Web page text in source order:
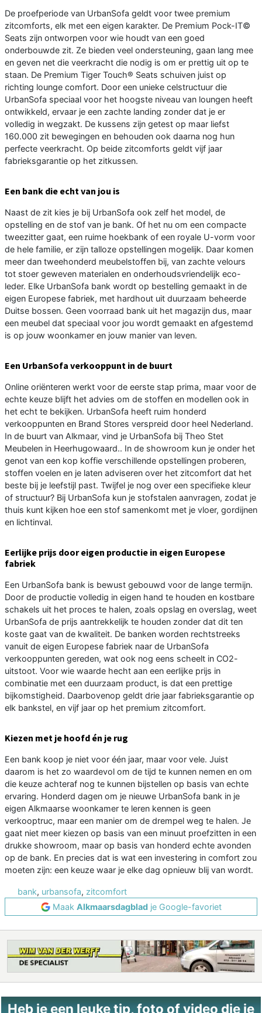
De proefperiode van UrbanSofa geldt voor twee premium
zitcomforts, elk met een eigen karakter. De Premium Pock-IT©
Seats zijn ontworpen voor wie houdt van een goed
onderbouwde zit. Ze bieden veel ondersteuning, gaan lang mee
en geven net die veerkracht die nodig is om er prettig uit op te
staan. De Premium Tiger Touch® Seats schuiven juist op
richting lounge comfort. Door een unieke celstructuur die
UrbanSofa speciaal voor het hoogste niveau van loungen heeft
ontwikkeld, ervaar je een zachte landing zonder dat je er
volledig in wegzakt. De kussens zijn getest op maar liefst
160.000 zit bewegingen en behouden ook daarna nog hun
perfecte veerkracht. Op beide zitcomforts geldt vijf jaar
fabrieksgarantie op het zitkussen.
Een bank die echt van jou is
Naast de zit kies je bij UrbanSofa ook zelf het model, de
opstelling en de stof van je bank. Of het nu om een compacte
tweezitter gaat, een ruime hoekbank of een royale U-vorm voor
de hele familie, er zijn talloze opstellingen mogelijk. Daar komen
meer dan tweehonderd meubelstoffen bij, van zachte velours
tot stoer geweven materialen en onderhoudsvriendelijk eco-
leder. Elke UrbanSofa bank wordt op bestelling gemaakt in de
eigen Europese fabriek, met hardhout uit duurzaam beheerde
Duitse bossen. Geen voorraad bank uit het magazijn dus, maar
een meubel dat speciaal voor jou wordt gemaakt en afgestemd
is op jouw woonkamer en jouw manier van leven.
Een UrbanSofa verkooppunt in de buurt
Online oriënteren werkt voor de eerste stap prima, maar voor de
echte keuze blijft het advies om de stoffen en modellen ook in
het echt te bekijken. UrbanSofa heeft ruim honderd
verkooppunten en Brand Stores verspreid door heel Nederland.
In de buurt van Alkmaar, vind je UrbanSofa bij Theo Stet
Meubelen in Heerhugowaard.. In de showroom kun je onder het
genot van een kop koffie verschillende opstellingen proberen,
stoffen voelen en je laten adviseren over het zitcomfort dat het
beste bij je leefstijl past. Twijfel je nog over een specifieke kleur
of structuur? Bij UrbanSofa kun je stofstalen aanvragen, zodat je
thuis kunt kijken hoe een stof samenkomt met je vloer, gordijnen
en lichtinval.
Eerlijke prijs door eigen productie in eigen Europese
fabriek
Een UrbanSofa bank is bewust gebouwd voor de lange termijn.
Door de productie volledig in eigen hand te houden en kostbare
schakels uit het proces te halen, zoals opslag en overslag, weet
UrbanSofa de prijs aantrekkelijk te houden zonder dat dit ten
koste gaat van de kwaliteit. De banken worden rechtstreeks
vanuit de eigen Europese fabriek naar de UrbanSofa
verkooppunten gereden, wat ook nog eens scheelt in CO2-
uitstoot. Voor wie waarde hecht aan een eerlijke prijs in
combinatie met een duurzaam product, is dat een prettige
bijkomstigheid. Daarbovenop geldt drie jaar fabrieksgarantie op
elk bankstel, en vijf jaar op het premium zitcomfort.
Kiezen met je hoofd én je rug
Een bank koop je niet voor één jaar, maar voor vele. Juist
daarom is het zo waardevol om de tijd te kunnen nemen en om
die keuze achteraf nog te kunnen bijstellen op basis van echte
ervaring. Honderd dagen om je nieuwe UrbanSofa bank in je
eigen Alkmaarse woonkamer te leren kennen is geen
verkooptruc, maar een manier om de drempel weg te halen. Je
gaat niet meer kiezen op basis van een minuut proefzitten in een
drukke showroom, maar op basis van honderd echte avonden
op de bank. En precies dat is wat een investering in comfort zou
moeten zijn: een keuze waar je elke dag opnieuw blij van wordt.
bank, urbansofa, zitcomfort
Maak Alkmaarsdagbladje Google-favoriet
Heb je een leuke tip, foto of video die je